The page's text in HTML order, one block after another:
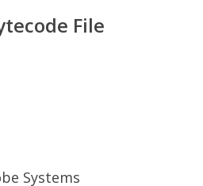
File
Systems